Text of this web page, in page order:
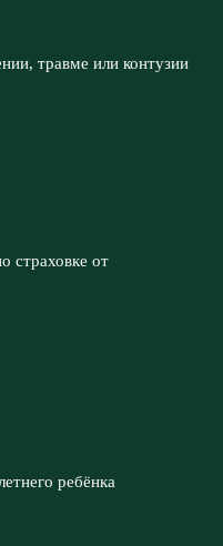
травме или контузии
страховке от
ребёнка